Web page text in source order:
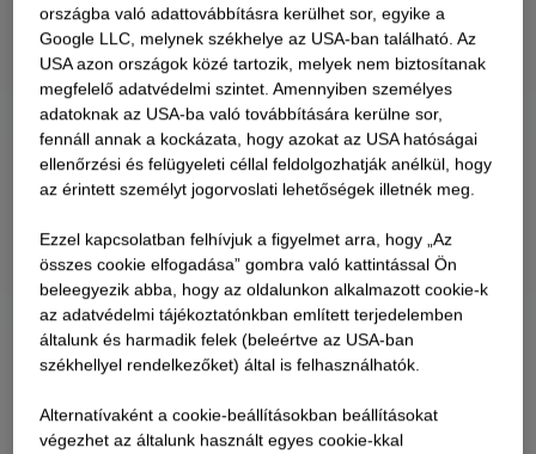
országba való adattovábbításra kerülhet sor, egyike a
Google LLC, melynek székhelye az USA-ban található. Az
USA azon országok közé tartozik, melyek nem biztosítanak
megfelelő adatvédelmi szintet. Amennyiben személyes
adatoknak az USA-ba való továbbítására kerülne sor,
fennáll annak a kockázata, hogy azokat az USA hatóságai
ellenőrzési és felügyeleti céllal feldolgozhatják anélkül, hogy
az érintett személyt jogorvoslati lehetőségek illetnék meg.
Ezzel kapcsolatban felhívjuk a figyelmet arra, hogy „Az
összes cookie elfogadása” gombra való kattintással Ön
beleegyezik abba, hogy az oldalunkon alkalmazott cookie-k
az adatvédelmi tájékoztatónkban említett terjedelemben
általunk és harmadik felek (beleértve az USA-ban
székhellyel rendelkezőket) által is felhasználhatók.
Alternatívaként a cookie-beállításokban beállításokat
végezhet az általunk használt egyes cookie-kkal